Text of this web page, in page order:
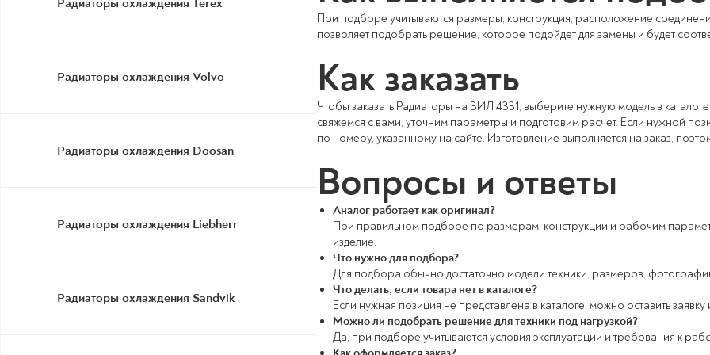
Радиаторы охлаждения Terex
Радиаторы охлаждения Volvo
Радиаторы охлаждения Doosan
Радиаторы охлаждения Liebherr
Радиаторы охлаждения Sandvik
При подборе учитываются размеры, конструкция, расположение
позволяет подобрать решение, которое подойдет для замены и будет
Как заказать
Чтобы заказать Радиаторы на ЗИЛ 4331, выберите нужную модель в
свяжемся с вами, уточним параметры и подготовим расчет. Если нужной
по номеру, указанному на сайте. Изготовление выполняется на заказ,
Вопросы и ответы
Аналог работает как оригинал?
При правильном подборе по размерам, конструкции и рабочим
изделие.
Что нужно для подбора?
Для подбора обычно достаточно модели техники, размеров,
Что делать, если товара нет в каталоге?
Если нужная позиция не представлена в каталоге, можно оставить
Можно ли подобрать решение для техники под нагрузкой?
Да, при подборе учитываются условия эксплуатации и требования к